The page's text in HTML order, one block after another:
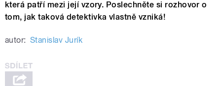
která patří mezi její vzory. Poslechněte si rozhovor o
tom, jak taková detektivka vlastně vzniká!
autor: Stanislav Jurík